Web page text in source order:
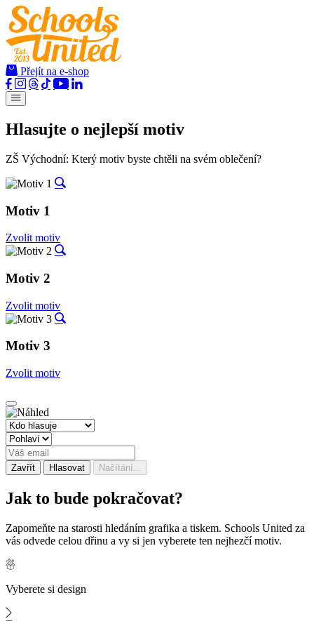
Přejít na e-shop
Hlasujte o nejlepší motiv
ZŠ Východní: Který motiv byste chtěli na svém oblečení?
Motiv 1
Zvolit motiv
Motiv 2
Zvolit motiv
Motiv 3
Zvolit motiv
Zavřít Hlasovat Načítání...
Jak to bude pokračovat?
Zapomeňte na starosti hledáním grafika a tiskem. Schools United za
vás odvede celou dřinu a vy si jen vyberete ten nejhezčí motiv.
Vyberete si design